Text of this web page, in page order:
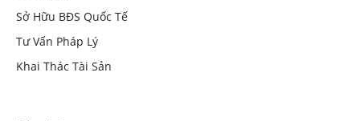
Sở Hữu BĐS Quốc Tế
Tư Vấn Pháp Lý
Khai Thác Tài Sản